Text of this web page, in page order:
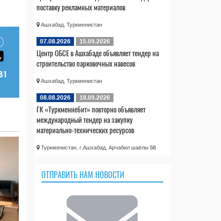
поставку рекламных материалов
Ашхабад, Туркменистан
07.08.2026 15.09.2026
Центр ОБСЕ в Ашхабаде объявляет тендер на
строительство парковочных навесов
Ашхабад, Туркменистан
08.08.2026 18.09.2026
ГК «Туркменнебит» повторно объявляет
международный тендер на закупку
материально-технических ресурсов
Туркменистан, г.Ашхабад, Арчабил шаёлы 56
ОТПРАВИТЬ НАМ НОВОСТИ